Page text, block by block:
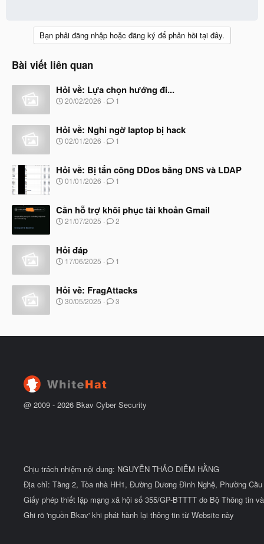
Bạn phải đăng nhập hoặc đăng ký để phản hồi tại đây.
Bài viết liên quan
Hỏi về: Lựa chọn hướng đi...
N
y
b
ắ
đ
ầ
u
20/02/2026 1
Hỏi về: Nghi ngờ laptop bị hack
N
y
b
ắ
đ
ầ
u
02/01/2026 1
Hỏi về: Bị tấn công DDos bằng DNS và LDAP
N
y
b
ắ
đ
ầ
u
01/01/2026 1
Cần hỗ trợ khôi phục tài khoản Gmail
N
y
b
ắ
đ
ầ
u
21/07/2025 2
Hỏi đáp
N
y
b
ắ
ầ
17/06/2025 1
Hỏi về: FragAttacks
N
b
u
30/05/2025 3
@ 2009 - 2026 Bkav Cyber Security
Chịu trách nhiệm nội dung: NGUYỄN THẢO DIỄM HẰNG
Địa chỉ: Tầng 2, Tòa nhà HH1, Đường Dương Đình Nghệ, Phường
Giấy phép thiết lập mạng xã hội số 355/GP-BTTTT do Bộ Thông tin
Ghi rõ 'nguồn Bkav' khi phát hành lại thông tin từ Website này